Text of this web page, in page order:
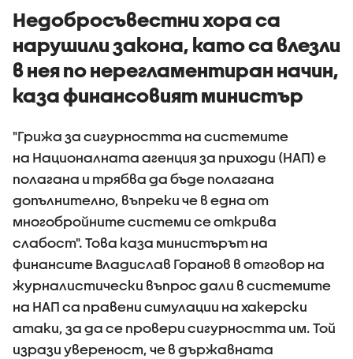
Недобросъвестни хора са
нарушили закона, като са влезли
в нея по нерегламентиран начин,
каза финансовият министър
"Грижа за сигурността на системите
на Националната агенция за приходи (НАП) е
полагана и трябва да бъде полагана
допълнително, въпреки че в една от
многобройните системи се открива
слабост". Това каза министърът на
финансите Владислав Горанов в отговор на
журналистически въпрос дали в системите
на НАП са правени симулации на хакерски
атаки, за да се провери сигурността им. Той
изрази увереност, че в държавната